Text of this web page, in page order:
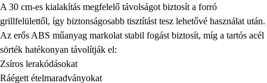
A 30 cm-es kialakítás megfelelő távolságot biztosít a forró
grillfelülettől, így biztonságosabb tisztítást tesz lehetővé használat után.
Az erős ABS műanyag markolat stabil fogást biztosít, míg a tartós acél
sörték hatékonyan távolítják el:
Zsíros lerakódásokat
Ráégett ételmaradványokat